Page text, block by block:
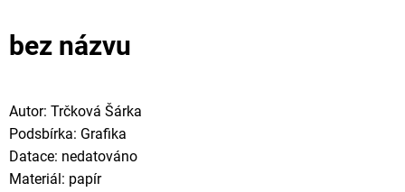
bez názvu
Autor: Trčková Šárka
Podsbírka: Grafika
Datace: nedatováno
Materiál: papír